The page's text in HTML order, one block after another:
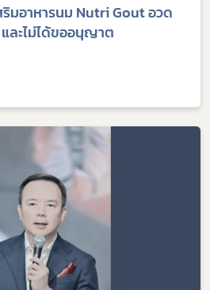
มอาหารนม Nutri Gout อวด
ละไม่ได้ขออนุญาต